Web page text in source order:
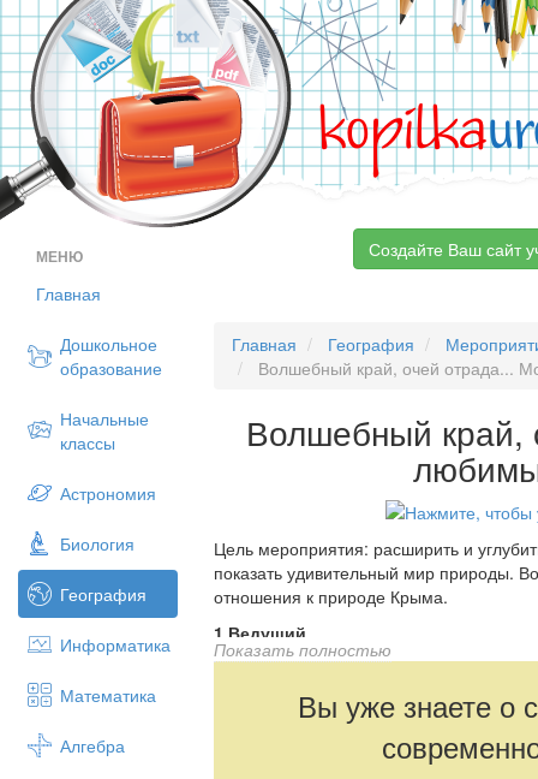
kopilka
МЕНЮ
Главная
Дошкольное
образование
Начальные
классы
Астрономия
Биология
География
Информатика
Математика
Алгебра
Создайте Ваш сайт
Главная География
Волшебный край, очей отрада...
Волшебный край,
Цель мероприятия: расширить и
показать удивительный мир природы.
отношения к природе Крыма.
1 Ведущий
Крым – это мир в миниатюре. В
ландшафты, многочисленные
природы, многие этносы.
Это «маленький Запад»,
выход в Южную Европу и
Показать полностью
Вы уже знаете о